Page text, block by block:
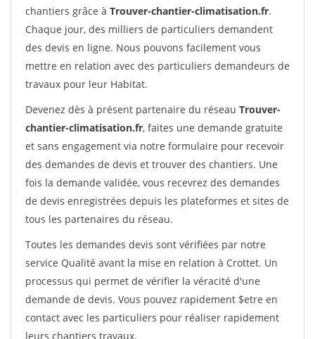
chantiers grâce à Trouver-chantier-climatisation.fr.
Chaque jour, des milliers de particuliers demandent
des devis en ligne. Nous pouvons facilement vous
mettre en relation avec des particuliers demandeurs de
travaux pour leur Habitat.
Devenez dès à présent partenaire du réseau Trouver-
chantier-climatisation.fr, faites une demande gratuite
et sans engagement via notre formulaire pour recevoir
des demandes de devis et trouver des chantiers. Une
fois la demande validée, vous recevrez des demandes
de devis enregistrées depuis les plateformes et sites de
tous les partenaires du réseau.
Toutes les demandes devis sont vérifiées par notre
service Qualité avant la mise en relation à Crottet. Un
processus qui permet de vérifier la véracité d'une
demande de devis. Vous pouvez rapidement $etre en
contact avec les particuliers pour réaliser rapidement
leurs chantiers travaux.